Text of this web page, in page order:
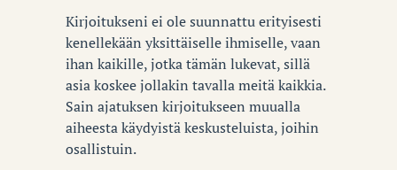
Kirjoitukseni ei ole suunnattu erityisesti
kenellekään yksittäiselle ihmiselle, vaan
ihan kaikille, jotka tämän lukevat, sillä
asia koskee jollakin tavalla meitä kaikkia.
Sain ajatuksen kirjoitukseen muualla
aiheesta käydyistä keskusteluista, joihin
osallistuin.